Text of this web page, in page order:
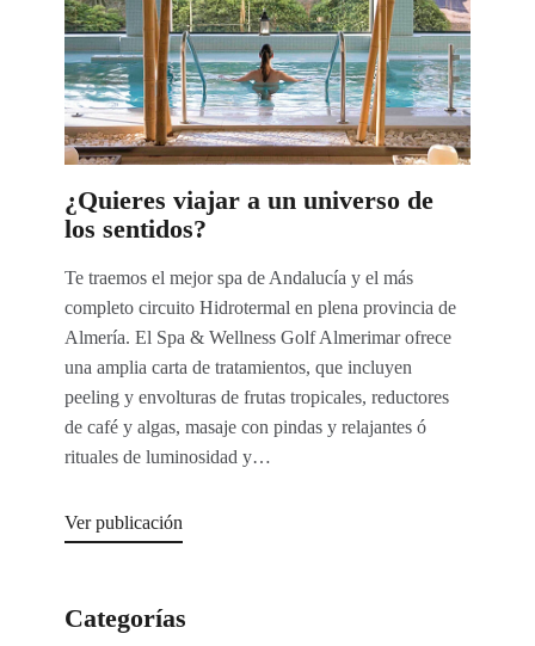
¿Quieres viajar a un universo de
los sentidos?
Te traemos el mejor spa de Andalucía y el más
completo circuito Hidrotermal en plena provincia de
Almería. El Spa & Wellness Golf Almerimar ofrece
una amplia carta de tratamientos, que incluyen
peeling y envolturas de frutas tropicales, reductores
de café y algas, masaje con pindas y relajantes ó
rituales de luminosidad y…
Ver publicación
Categorías